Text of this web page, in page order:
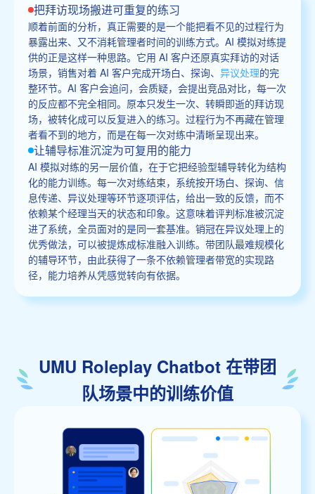
把拜访现场搬进可重复的练习
顺着前面的分析，真正需要的是一个能把看不见的过程行为
暴露出来、又不消耗管理者时间的训练方式。AI 模拟对练提
供的正是这样一种思路。它用 AI 客户还原真实拜访的对话
场景，销售对着 AI 客户完成开场白、探询、 异议处理的完
整环节。AI 客户会追问，会质疑，会提出竞品对比，每一次
的反应都不完全相同。原本只发生一次、转瞬即逝的拜访现
场，被转化成可以反复进入的练习。过程行为不再藏在管理
者看不到的地方，而是在每一次对练中清晰呈现出来。
让辅导标准沉淀为可复用的能力
AI 模拟对练的另一层价值，在于它把经验型辅导转化为结构
化的能力训练。每一次对练结束，系统按开场白、探询、信
息传递、异议处理等环节逐项评估，给出一致的反馈，而不
依赖某个经理当天的状态和印象。这意味着评判标准被沉淀
进了系统，全员面对的是同一套基准。销冠在异议处理上的
优秀做法，可以被提炼成标准融入训练。带团队最难规模化
的辅导环节，由此获得了一条不依赖管理者带宽的实现路
径，能力培养从凭感觉转向有依据。
UMU Roleplay Chatbot 在带团
队场景中的训练价值